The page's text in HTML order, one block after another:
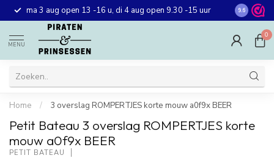
ma 3 aug open 13 -16 u, di 4 aug open 9.30 -15 uur Gratis
winkel in
9.6
MENU
0
Home / 3 overslag ROMPERTJES korte mouw a0f9x BEER
Petit Bateau 3 overslag ROMPERTJES korte
mouw a0f9x BEER
PETIT BATEAU